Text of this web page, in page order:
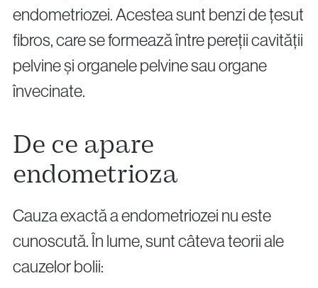
endometriozei. Acestea sunt benzi de țesut
fibros, care se formează între pereții cavității
pelvine și organele pelvine sau organe
învecinate.
De ce apare
endometrioza
Cauza exactă a endometriozei nu este
cunoscută. În lume, sunt câteva teorii ale
cauzelor bolii: